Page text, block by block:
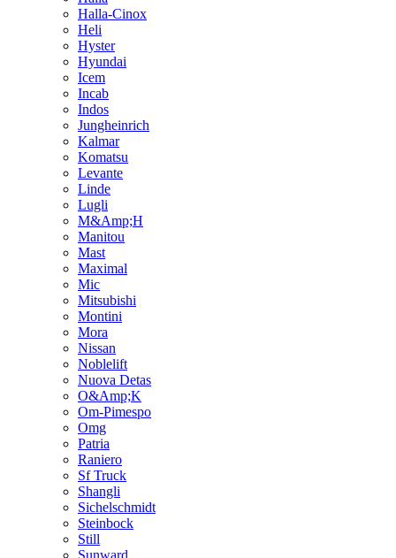
Halla-Cinox
Heli
Hyster
Hyundai
Icem
Incab
Indos
Jungheinrich
Kalmar
Komatsu
Levante
Linde
Lugli
M&Amp;H
Manitou
Mast
Maximal
Mic
Mitsubishi
Montini
Mora
Nissan
Noblelift
Nuova Detas
O&Amp;K
Om-Pimespo
Omg
Patria
Raniero
Sf Truck
Shangli
Sichelschmidt
Steinbock
Still
Sunward